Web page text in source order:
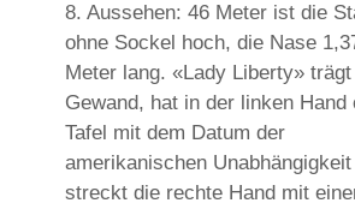
8. Aussehen: 46 Meter ist die
ohne Sockel hoch, die Nase
Meter lang. «Lady Liberty»
Gewand, hat in der linken Hand
Tafel mit dem Datum der
amerikanischen
streckt die rechte Hand mit